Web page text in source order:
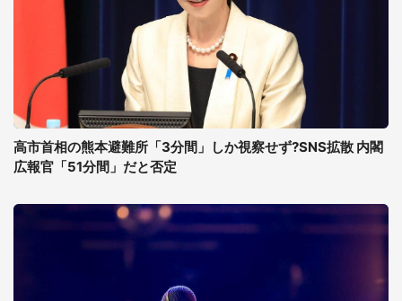
高市首相の熊本避難所「3分間」しか視察せず?SNS拡散 内閣
広報官「51分間」だと否定